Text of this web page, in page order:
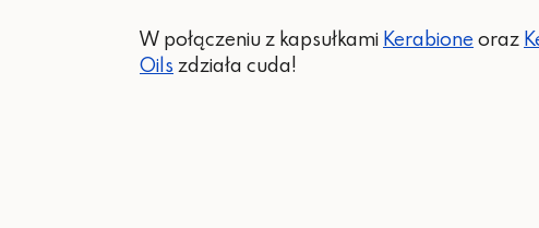
W połączeniu z kapsułkami Kerabioneoraz
Oils zdziała cuda!